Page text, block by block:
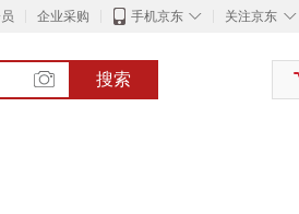
企业采购 ◇
手机京东 ◇
关注京东
搜索